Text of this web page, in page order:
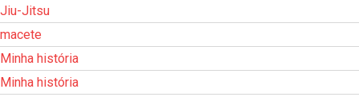
Jiu-Jitsu
macete
Minha história
Minha história